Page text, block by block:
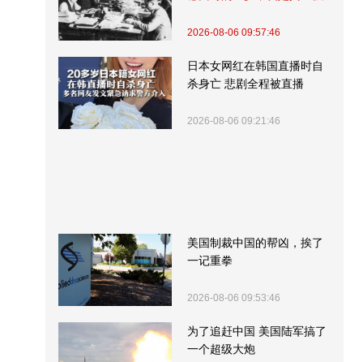
2026-08-06 09:57:46
日本女网红在韩国直播时自
杀身亡 悲剧全程被直播
2026-08-06 09:21:46
美国制裁中国的帮凶，挨了
一记重拳
2026-08-06 09:53:46
为了追赶中国 美国陆军搞了
一个超级大炮